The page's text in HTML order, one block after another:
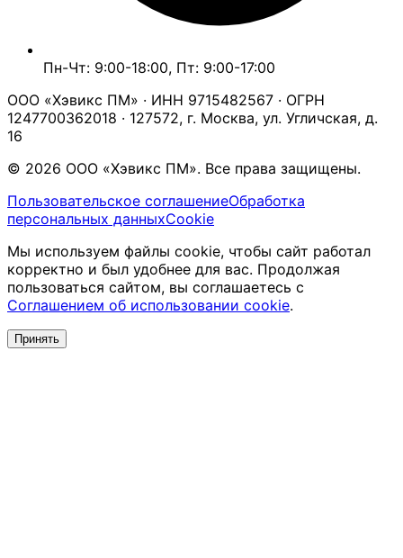
Пн-Чт: 9:00-18:00, Пт: 9:00-17:00
ООО «Хэвикс ПМ» · ИНН 9715482567 · ОГРН
1247700362018 · 127572, г. Москва, ул. Угличская, д.
16
© 2026 ООО «Хэвикс ПМ». Все права защищены.
Пользовательское соглашениеОбработка
персональных данныхCookie
Мы используем файлы cookie, чтобы сайт работал
корректно и был удобнее для вас. Продолжая
пользоваться сайтом, вы соглашаетесь с
Соглашением об использовании cookie.
Принять